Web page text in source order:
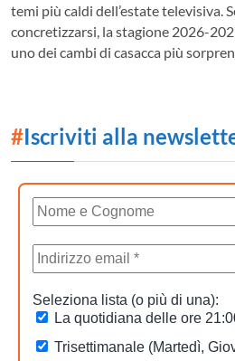
temi più caldi dell’estate televisiva.
concretizzarsi, la stagione 2026-
uno dei cambi di casacca più
#Iscriviti alla